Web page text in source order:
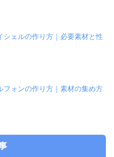
シェルの作り方｜必要素材と性
フォンの作り方｜素材の集め方